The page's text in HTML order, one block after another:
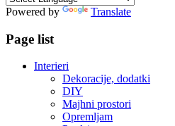
Powered by Translate
Page list
Interieri
Dekoracije, dodatki
DIY
Majhni prostori
Opremljam